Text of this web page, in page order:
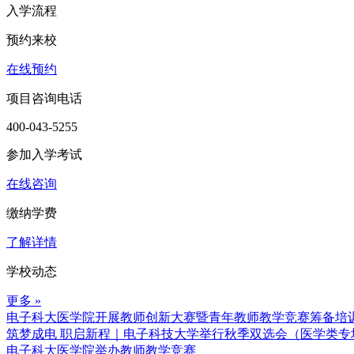
入学流程
预约来校
在线预约
项目咨询电话
400-043-5255
参加入学考试
在线咨询
缴纳学费
了解详情
学校动态
更多 »
电子科大医学院开展教师创新大赛暨青年教师教学竞赛筹备培
筑梦成电 职启新程｜电子科技大学举行秋季双选会（医学类专
电子科大医学院举办教师教学竞赛